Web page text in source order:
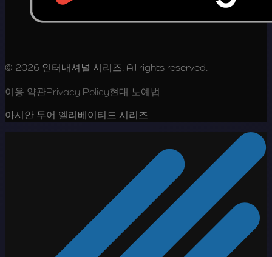
© 2026 인터내셔널 시리즈. All rights reserved.
이용 약관Privacy Policy현대 노예법
아시안 투어 엘리베이티드 시리즈